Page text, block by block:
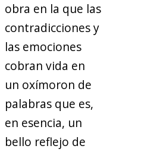
obra en la que las
contradicciones y
las emociones
cobran vida en
un oxímoron de
palabras que es,
en esencia, un
bello reflejo de